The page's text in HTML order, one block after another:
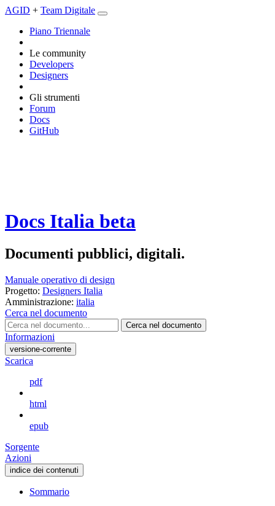
AGID + Team Digitale
Piano Triennale
Le community
Developers
Designers
Gli strumenti
Forum
Docs
GitHub
Docs Italia beta
Documenti pubblici, digitali.
Manuale operativo di design
Progetto: Designers Italia
Amministrazione: italia
Cerca nel documento
Cerca nel documento
Informazioni
versione-corrente
Scarica
pdf
html
epub
Sorgente
Azioni
indice dei contenuti
Sommario